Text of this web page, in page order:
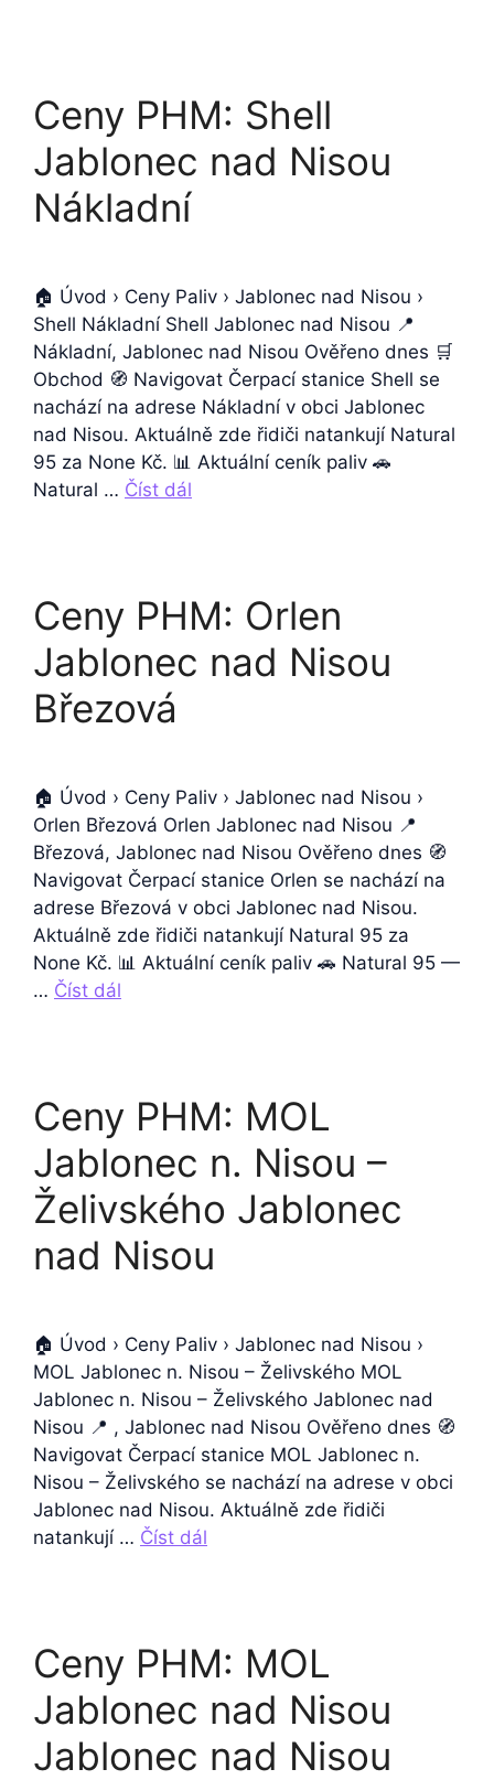
Ceny PHM: Shell
Jablonec nad Nisou
Nákladní
🏠 Úvod › Ceny Paliv › Jablonec nad Nisou ›
Shell Nákladní Shell Jablonec nad Nisou 📍
Nákladní, Jablonec nad Nisou Ověřeno dnes 🛒
Obchod 🧭 Navigovat Čerpací stanice Shell se
nachází na adrese Nákladní v obci Jablonec
nad Nisou. Aktuálně zde řidiči natankují Natural
95 za None Kč. 📊 Aktuální ceník paliv 🚗
Natural … Číst dál
Ceny PHM: Orlen
Jablonec nad Nisou
Březová
🏠 Úvod › Ceny Paliv › Jablonec nad Nisou ›
Orlen Březová Orlen Jablonec nad Nisou 📍
Březová, Jablonec nad Nisou Ověřeno dnes 🧭
Navigovat Čerpací stanice Orlen se nachází na
adrese Březová v obci Jablonec nad Nisou.
Aktuálně zde řidiči natankují Natural 95 za
None Kč. 📊 Aktuální ceník paliv 🚗 Natural 95 —
… Číst dál
Ceny PHM: MOL
Jablonec n. Nisou –
Želivského Jablonec
nad Nisou
🏠 Úvod › Ceny Paliv › Jablonec nad Nisou ›
MOL Jablonec n. Nisou – Želivského MOL
Jablonec n. Nisou – Želivského Jablonec nad
Nisou 📍 , Jablonec nad Nisou Ověřeno dnes 🧭
Navigovat Čerpací stanice MOL Jablonec n.
Nisou – Želivského se nachází na adrese v obci
Jablonec nad Nisou. Aktuálně zde řidiči
natankují … Číst dál
Ceny PHM: MOL
Jablonec nad Nisou
Jablonec nad Nisou